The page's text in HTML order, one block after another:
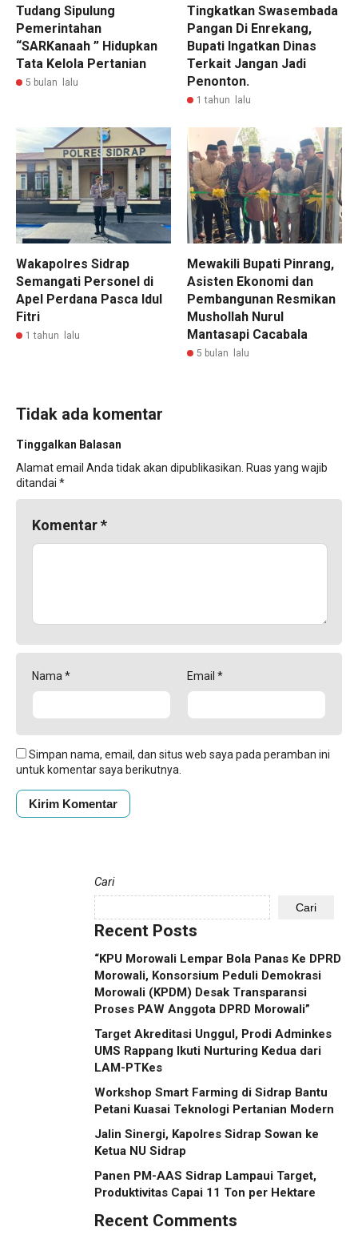
Tudang Sipulung
Pemerintahan
“SARKanaah ” Hidupkan
Tata Kelola Pertanian
5 bulan lalu
Tingkatkan Swasembada
Pangan Di Enrekang,
Bupati Ingatkan Dinas
Terkait Jangan Jadi
Penonton.
1 tahun lalu
Wakapolres Sidrap
Semangati Personel di
Apel Perdana Pasca Idul
Fitri
1 tahun lalu
Mewakili Bupati Pinrang,
Asisten Ekonomi dan
Pembangunan Resmikan
Mushollah Nurul
Mantasapi Cacabala
5 bulan lalu
Tidak ada komentar
Tinggalkan Balasan
Alamat email Anda tidak akan dipublikasikan. Ruas yang wajib
ditandai *
Komentar*
Nama * Email *
Simpan nama, email, dan situs web saya pada peramban ini
untuk komentar saya berikutnya.
Cari
Cari
Recent Posts
“KPU Morowali Lempar Bola Panas Ke DPRD
Morowali, Konsorsium Peduli Demokrasi
Morowali (KPDM) Desak Transparansi
Proses PAW Anggota DPRD Morowali”
Target Akreditasi Unggul, Prodi Adminkes
UMS Rappang Ikuti Nurturing Kedua dari
LAM-PTKes
Workshop Smart Farming di Sidrap Bantu
Petani Kuasai Teknologi Pertanian Modern
Jalin Sinergi, Kapolres Sidrap Sowan ke
Ketua NU Sidrap
Panen PM-AAS Sidrap Lampaui Target,
Produktivitas Capai 11 Ton per Hektare
Recent Comments